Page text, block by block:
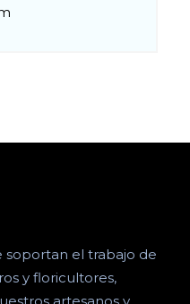
soportan el trabajo de
y floricultores,
artesanos y